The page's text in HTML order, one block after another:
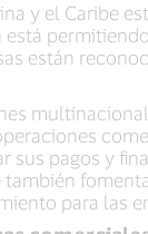
y el Caribe
están
pagos y
para las